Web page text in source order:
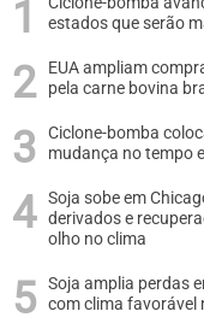
estados que serão
EUA ampliam
pela carne bovina
Ciclone-bomba
mudança no tempo
Soja sobe em
derivados e
olho no clima
Soja amplia perdas
com clima favorável